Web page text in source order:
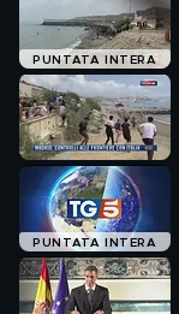
PUNTATA INTERA
PUNTATA INTERA